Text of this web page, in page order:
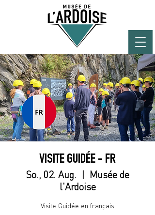
VISITE GUIDÉE - FR
So., 02. Aug.
  |
Musée de
l'Ardoise
Visite Guidée en français